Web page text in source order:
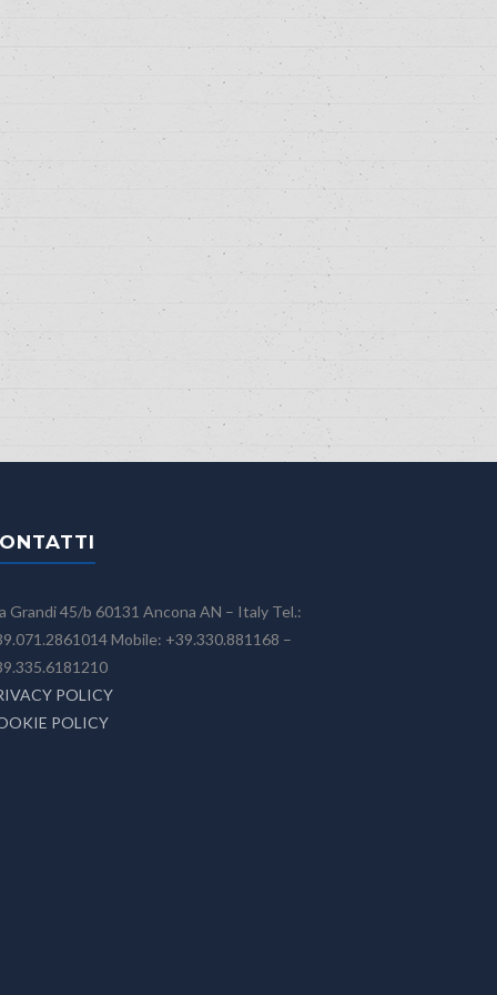
Grandi 45/b 60131 Ancona AN – Italy Tel.:
Mobile: +39.330.881168 –
POLICY
POLICY